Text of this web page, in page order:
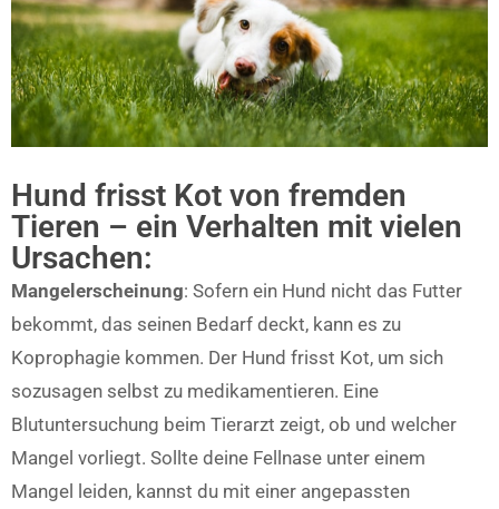
Hund frisst Kot von fremden
Tieren – ein Verhalten mit vielen
Ursachen:
Mangelerscheinung: Sofern ein Hund nicht das Futter
bekommt, das seinen Bedarf deckt, kann es zu
Koprophagie kommen. Der Hund frisst Kot, um sich
sozusagen selbst zu medikamentieren. Eine
Blutuntersuchung beim Tierarzt zeigt, ob und welcher
Mangel vorliegt. Sollte deine Fellnase unter einem
Mangel leiden, kannst du mit einer angepassten